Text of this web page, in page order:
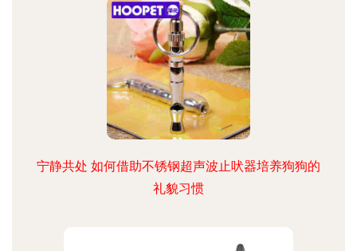
宁静共处 如何借助不锈钢超声波止吠器培养狗狗的
礼貌习惯